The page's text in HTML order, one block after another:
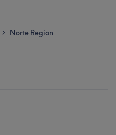
> Norte Region